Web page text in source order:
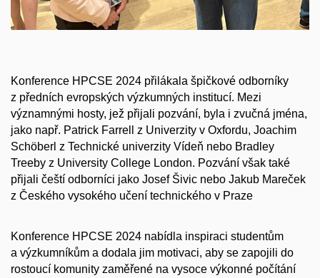
Konference HPCSE 2024 přilákala špičkové odborníky
z předních evropských výzkumných institucí. Mezi
významnými hosty, jež přijali pozvání, byla i zvučná jména,
jako např. Patrick Farrell z Univerzity v Oxfordu, Joachim
Schöberl z Technické univerzity Vídeň nebo Bradley
Treeby z University College London. Pozvání však také
přijali čeští odborníci jako Josef Šivic nebo Jakub Mareček
z Českého vysokého učení technického v Praze
Konference HPCSE 2024 nabídla inspiraci studentům
a výzkumníkům a dodala jim motivaci, aby se zapojili do
rostoucí komunity zaměřené na vysoce výkonné počítání